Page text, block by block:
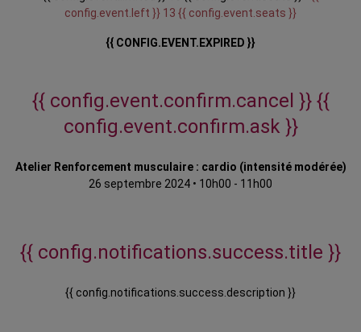
config.event.left }} 13 {{ config.event.seats }}
{{ CONFIG.EVENT.EXPIRED }}
{{ config.event.confirm.cancel }} {{
config.event.confirm.ask }}
Atelier Renforcement musculaire : cardio (intensité modérée)
26 septembre 2024 • 10h00 - 11h00
{{ config.notifications.success.title }}
{{ config.notifications.success.description }}